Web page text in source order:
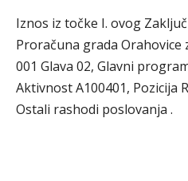
Iznos iz točke I. ovog
Proračuna grada Orahovice
001 Glava 02, Glavni
Aktivnost A100401, Pozicija
Ostali rashodi poslovanja .